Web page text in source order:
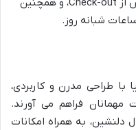
شبانه روز.
ایلونین آکوا ۳ والنسیا با طراحی مدرن و کاربردی،
مهمانان فراهم می آورند.
دلنشین، به همراه امکانات